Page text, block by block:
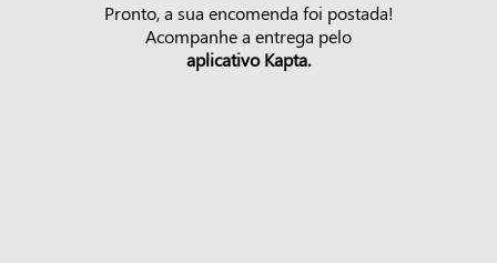
Pronto, a sua encomenda foi postada!
Acompanhe a entrega pelo
aplicativo Kapta.